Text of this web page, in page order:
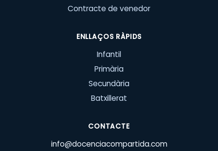
Contracte de venedor
ENLLAÇOS RÀPIDS
Infantil
Primària
Secundària
Batxillerat
CONTACTE
info@docenciacompartida.com